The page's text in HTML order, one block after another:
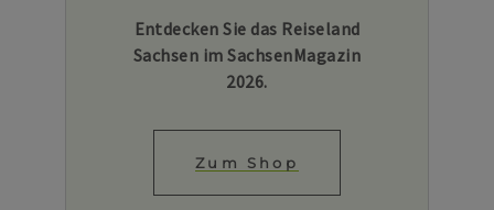
Entdecken Sie das Reiseland
Sachsen im SachsenMagazin
2026.
Zum Shop